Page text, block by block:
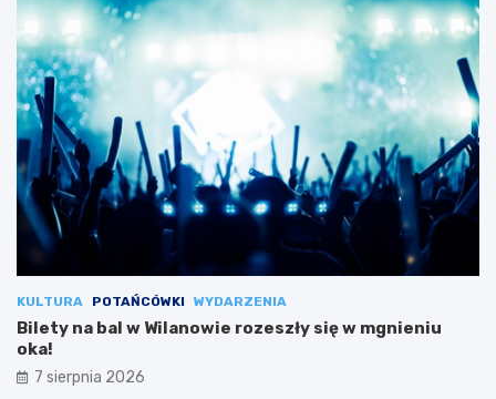
KULTURA POTAŃCÓWKI WYDARZENIA
Bilety na bal w Wilanowie rozeszły się w mgnieniu
oka!
7 sierpnia 2026